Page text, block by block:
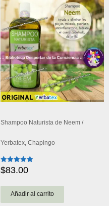
Shampoo Naturista de Neem /
Yerbatex, Chapingo
Valorado
con
de 5
$83.00
Añadir al carrito